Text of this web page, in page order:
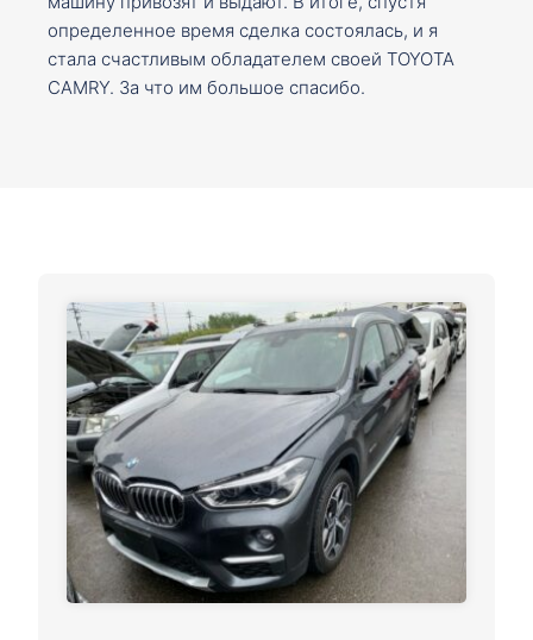
определенное время сделка состоялась, и я
стала счастливым обладателем своей TOYOTA
CAMRY. За что им большое спасибо.